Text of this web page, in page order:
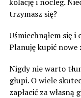
trzymasz się?
Uśmiechnąłem się i
Planuję kupić nowe
Nigdy nie warto
głupi. O wiele
zapłacić za własną